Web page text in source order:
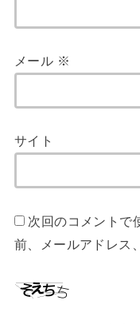
メール ※
サイト
次回のコメントで
前、メールアドレス